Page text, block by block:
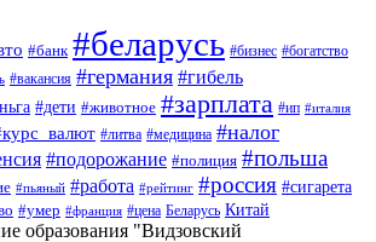
#банк #беларусь #бизнес #богатство
#вакансия #германия #гибель
#дети #животное #зарплата #ип #италия
#литва #медицина #налог
#подорожание #полиция #польша
#пьяный #работа #рейтинг #россия #сигарета
#умер #франция #цена Беларусь Китай
образования "Видзовский